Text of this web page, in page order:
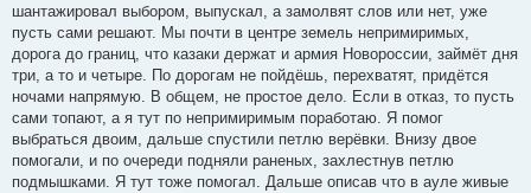
шантажировал выбором, выпускал, а замолвят слов или нет, уже
пусть сами решают. Мы почти в центре земель непримиримых,
дорога до границ, что казаки держат и армия Новороссии, займёт дня
три, а то и четыре. По дорогам не пойдёшь, перехватят, придётся
ночами напрямую. В общем, не простое дело. Если в отказ, то пусть
сами топают, а я тут по непримиримым поработаю. Я помог
выбраться двоим, дальше спустили петлю верёвки. Внизу двое
помогали, и по очереди подняли раненых, захлестнув петлю
подмышками. Я тут тоже помогал. Дальше описав что в ауле живые